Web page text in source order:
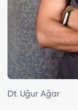
Dt. Uğur Ağar